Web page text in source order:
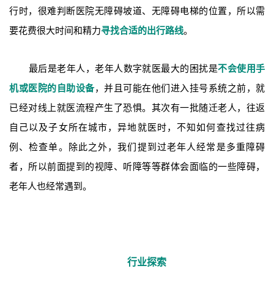
行时，很难判断医院无障碍坡道、无障碍电梯的位置，所以需
要花费很大时间和精力寻找合适的出行路线。
最后是老年人，老年人数字就医最大的困扰是不会使用手
机或医院的自助设备，并且可能在他们进入挂号系统之前，就
已经对线上就医流程产生了恐惧。其次有一批随迁老人，往返
自己以及子女所在城市，异地就医时，不知如何查找过往病
例、检查单。除此之外，我们提到过老年人经常是多重障碍
者，所以前面提到的视障、听障等等群体会面临的一些障碍，
老年人也经常遇到。
行业探索